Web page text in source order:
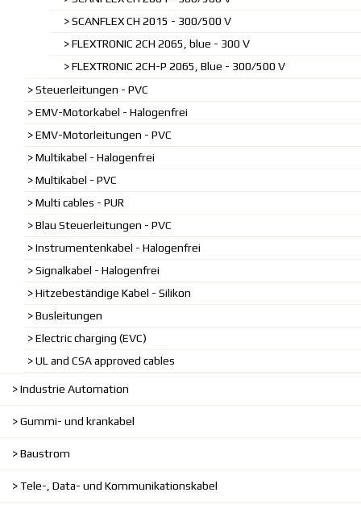
SCANFLEX CH 2015 - 300/500 V
FLEXTRONIC 2CH 2065, blue - 300 V
FLEXTRONIC 2CH-P 2065, Blue - 300/500 V
Steuerleitungen - PVC
EMV-Motorkabel - Halogenfrei
EMV-Motorleitungen - PVC
Multikabel - Halogenfrei
Multikabel - PVC
Multi cables - PUR
Blau Steuerleitungen - PVC
Instrumentenkabel - Halogenfrei
Signalkabel - Halogenfrei
Hitzebeständige Kabel - Silikon
Busleitungen
Electric charging (EVC)
UL and CSA approved cables
Industrie Automation
Gummi- und krankabel
Baustrom
Tele-, Data- und Kommunikationskabel